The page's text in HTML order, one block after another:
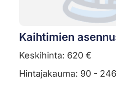
Kaihtimien
Keskihinta: 620 €
Hintajakauma: 90 -